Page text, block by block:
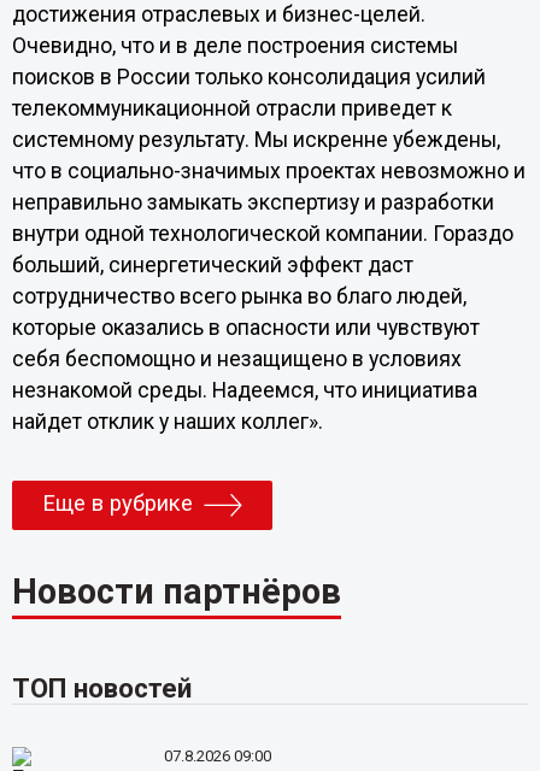
достижения отраслевых и бизнес-целей.
Очевидно, что и в деле построения системы
поисков в России только консолидация усилий
телекоммуникационной отрасли приведет к
системному результату. Мы искренне убеждены,
что в социально-значимых проектах невозможно и
неправильно замыкать экспертизу и разработки
внутри одной технологической компании. Гораздо
больший, синергетический эффект даст
сотрудничество всего рынка во благо людей,
которые оказались в опасности или чувствуют
себя беспомощно и незащищено в условиях
незнакомой среды. Надеемся, что инициатива
найдет отклик у наших коллег».
Еще в рубрике
Новости партнёров
ТОП новостей
07.8.2026 09:00